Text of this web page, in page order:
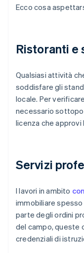
Ecco cosa
Ristoranti e
Qualsiasi attività
soddisfare gli
locale. Per
necessario
licenza che approvi
Servizi
I lavori in ambito
immobiliare
parte degli ordini
del campo, queste
credenziali di